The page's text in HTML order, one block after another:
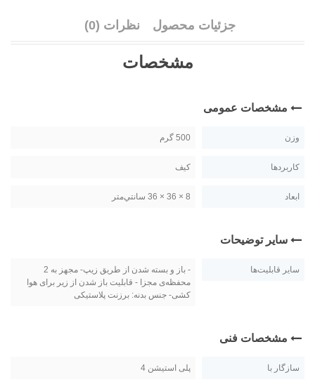
جزئیات محصول نظرات (0)
مشخصات
مشخصات عمومی
وزن 500 گرم
کاربردها کیف
ابعاد 8 × 36 × 36 سانتي‌متر
سایر توضیحات
سایر قابلیت‌ها
- باز و بسته شدن از طریق زیپ- مجهز به 2
محفظه‌ی مجزا - قابلیت باز شدن از زیر برای هوا
کشی- جنس بدنه: برزنت پلاستیکی
مشخصات فنی
سازگار با پلی استیشن 4